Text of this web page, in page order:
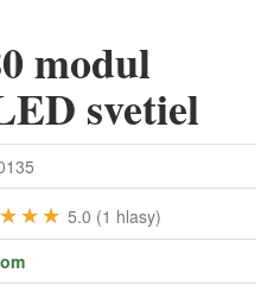
modul
svetiel
5.0 (1 hlasy)